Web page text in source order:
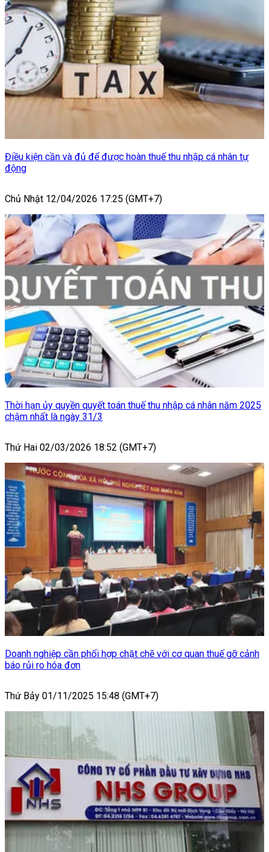
Điều kiện cần và đủ để được hoàn thuế thu nhập cá nhân tự
động
Chủ Nhật 12/04/2026 17:25 (GMT+7)
Thời hạn ủy quyền quyết toán thuế thu nhập cá nhân năm 2025
chậm nhất là ngày 31/3
Thứ Hai 02/03/2026 18:52 (GMT+7)
Doanh nghiệp cần phối hợp chặt chẽ với cơ quan thuế gỡ cảnh
báo rủi ro hóa đơn
Thứ Bảy 01/11/2025 15:48 (GMT+7)